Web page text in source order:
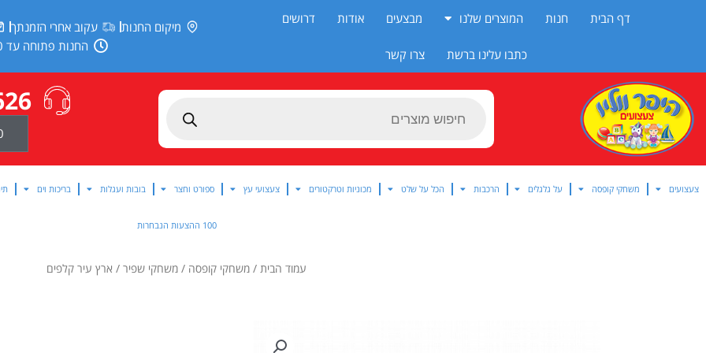
דף הבית חנות המוצרים שלנו מבצעים אודות דרושים
כתבו עלינו ברשת צרו קשר
מיקום החנות עקוב אחרי הזמנתך
החנות פתוחה עד 20:00
Products
צעצועים משחקי קופסה על גלגלים הרכבות הכל על שלט מכוניות וטרקטורים צעצועי עץ ספורט וחצר בובות ועגלות בריכות וים
100 ההצעות הנבחרות
עמוד הבית / משחקי קופסה / משחקי שפיר / ארץ עיר קלפים